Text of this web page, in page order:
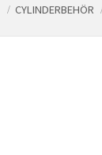
CYLINDERBEHÖR